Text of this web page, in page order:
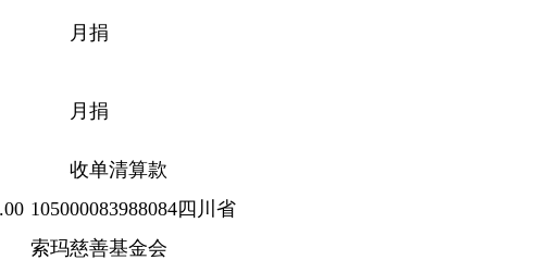
月捐
月捐
收单清算款
105000083988084四川省
索玛慈善基金会